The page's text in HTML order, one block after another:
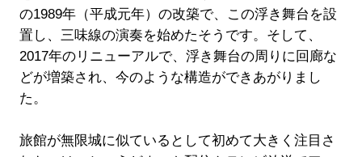
の1989年（平成元年）の改築で、この浮き舞台を設
置し、三味線の演奏を始めたそうです。そして、
2017年のリニューアルで、浮き舞台の周りに回廊な
どが増築され、今のような構造ができあがりまし
た。
旅館が無限城に似ているとして初めて大きく注目さ